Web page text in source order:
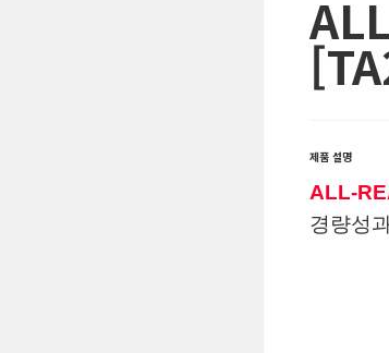
제품 설명
ALL-
경량성